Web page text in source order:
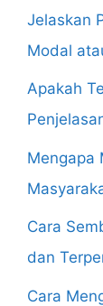
Jelaskan
Modal
Apakah
Mengapa
Cara
dan
Cara